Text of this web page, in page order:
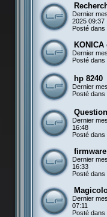
Dernier
2025 09:37
Posté dans
KONICA
Dernier
Posté dans
hp 8240
Dernier
Posté dans
Dernier
16:48
Posté dans
Dernier
16:33
Posté dans
Dernier
07:11
Posté dans